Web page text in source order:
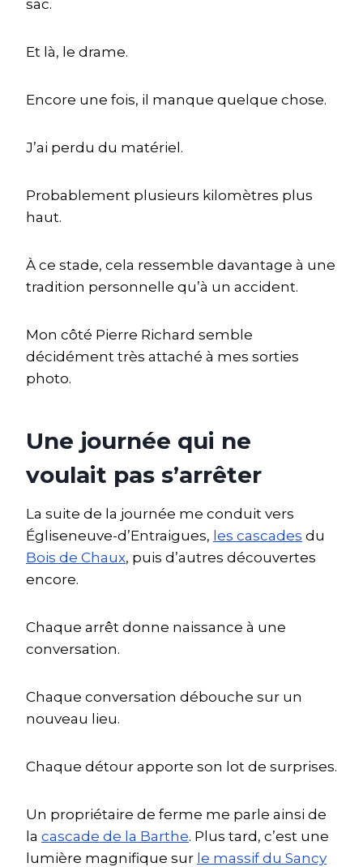
sac.
Et là, le drame.
Encore une fois, il manque quelque chose.
J’ai perdu du matériel.
Probablement plusieurs kilomètres plus
haut.
À ce stade, cela ressemble davantage à une
tradition personnelle qu’à un accident.
Mon côté Pierre Richard semble
décidément très attaché à mes sorties
photo.
Une journée qui ne
voulait pas s’arrêter
La suite de la journée me conduit vers
Égliseneuve-d’Entraigues, les cascades du
Bois de Chaux, puis d’autres découvertes
encore.
Chaque arrêt donne naissance à une
conversation.
Chaque conversation débouche sur un
nouveau lieu.
Chaque détour apporte son lot de surprises.
Un propriétaire de ferme me parle ainsi de
la cascade de la Barthe. Plus tard, c’est une
lumière magnifique sur le massif du Sancy